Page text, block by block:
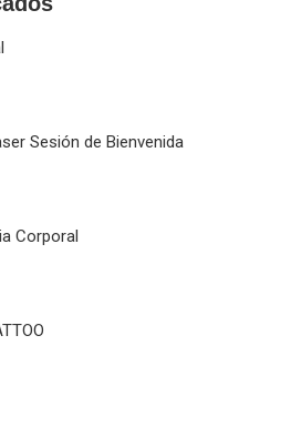
Sesión de Bienvenida
Corporal